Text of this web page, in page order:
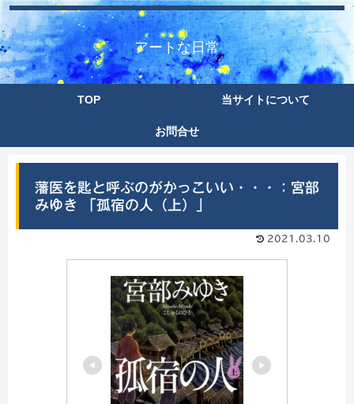
アートな日常
TOP 当サイトについて
お問合せ
藩医を匙と呼ぶのがかっこいい・・・：宮部
みゆき 「孤宿の人（上）」
2021.03.10